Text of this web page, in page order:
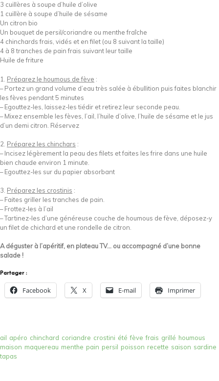
3 cuillères à soupe d’huile d’olive
1 cuillère à soupe d’huile de sésame
Un citron bio
Un bouquet de persil/coriandre ou menthe fraîche
4 chinchards frais, vidés et en filet (ou 8 suivant la taille)
4 à 8 tranches de pain frais suivant leur taille
Huile de friture
1. Préparez le houmous de fève :
– Portez un grand volume d’eau très salée à ébullition puis faites blanchir
les fèves pendant 5 minutes
– Egouttez-les, laissez-les tiédir et retirez leur seconde peau.
– Mixez ensemble les fèves, l’ail, l’huile d’olive, l’huile de sésame et le jus
d’un demi citron. Réservez
2. Préparez les chinchars :
– Incisez légèrement la peau des filets et faites les frire dans une huile
bien chaude environ 1 minute.
– Egouttez-les sur du papier absorbant
3. Préparez les crostinis :
– Faites griller les tranches de pain.
– Frottez-les à l’ail
– Tartinez-les d’une généreuse couche de houmous de fève, déposez-y
un filet de chichard et une rondelle de citron.
A déguster à l’apéritif, en plateau TV… ou accompagné d’une bonne
salade !
Partager :
Facebook X E-mail Imprimer
ail apéro chinchard coriandre crostini été fève frais grillé houmous
maison maquereau menthe pain persil poisson recette saison sardine
tapas